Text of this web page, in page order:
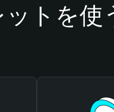
トを使